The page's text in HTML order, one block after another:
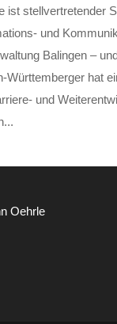
ist stellvertretender
und
Balingen –
Württemberger hat
und
Oehrle